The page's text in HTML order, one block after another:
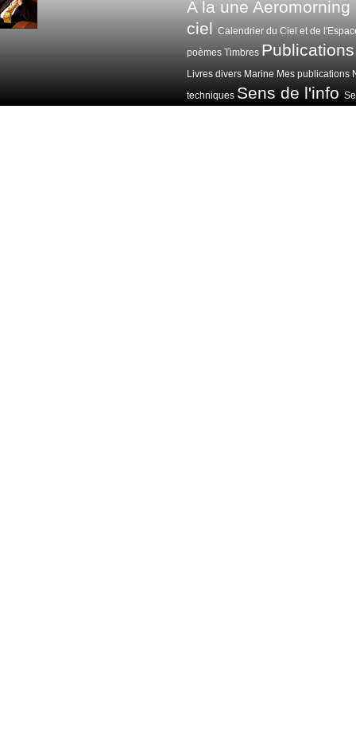
A la une Aeromorning
ciel Calendrier du Ciel et de
poèmes Timbres Publications
Livres divers Marine Mes publications
techniques Sens de l'info